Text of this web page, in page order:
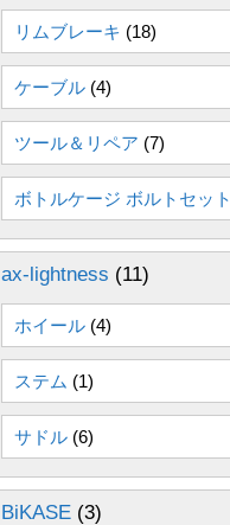
リムブレーキ (18)
ケーブル (4)
ツール＆リペア (7)
ボトルケージ ボルトセット
ax-lightness (11)
ホイール (4)
ステム (1)
サドル (6)
BiKASE (3)